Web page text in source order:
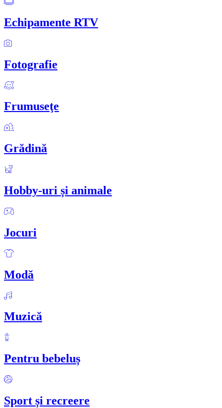
Echipamente RTV
Fotografie
Frumuseţe
Grădină
Hobby-uri și animale
Jocuri
Modă
Muzică
Pentru bebeluș
Sport și recreere